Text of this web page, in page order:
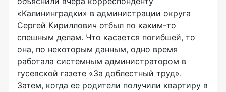
«Калининградки» в администрации округа
Сергей Кириллович отбыл по каким-то
спешным делам. Что касается погибшей, то
она, по некоторым данным, одно время
работала системным администратором в
гусевской газете «За доблестный труд».
Затем, когда ее родители получили квартиру в